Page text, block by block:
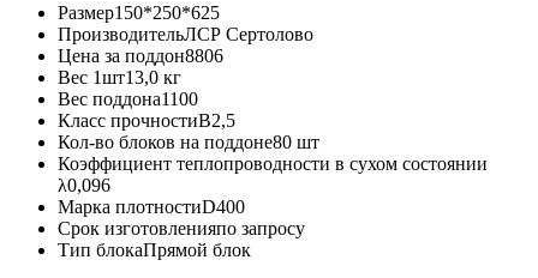
Размер150*250*625
ПроизводительЛСР Сертолово
Цена за поддон8806
Вес 1шт13,0 кг
Вес поддона1100
Класс прочностиB2,5
Кол-во блоков на поддоне80 шт
Коэффициент теплопроводности в сухом состоянии
λ0,096
Марка плотностиD400
Срок изготовленияпо запросу
Тип блокаПрямой блок